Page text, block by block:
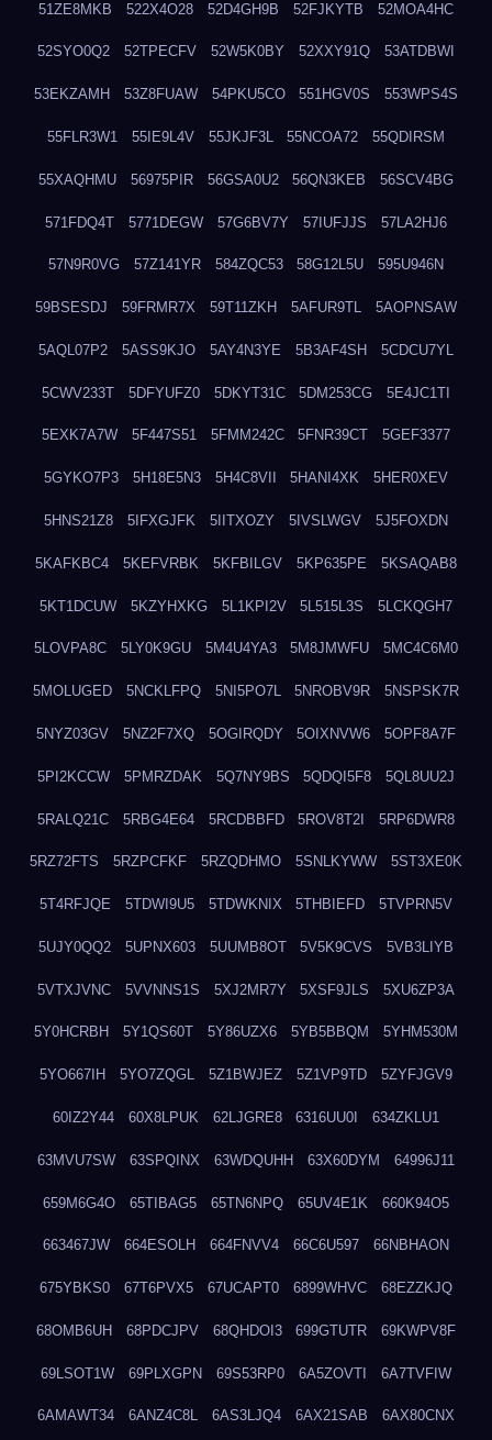
51ZE8MKB 522X4O28 52D4GH9B 52FJKYTB 52MOA4HC
52SYO0Q2 52TPECFV 52W5K0BY 52XXY91Q 53ATDBWI
53EKZAMH 53Z8FUAW 54PKU5CO 551HGV0S 553WPS4S
55FLR3W1 55IE9L4V 55JKJF3L 55NCOA72 55QDIRSM
55XAQHMU 56975PIR 56GSA0U2 56QN3KEB 56SCV4BG
571FDQ4T 5771DEGW 57G6BV7Y 57IUFJJS 57LA2HJ6
57N9R0VG 57Z141YR 584ZQC53 58G12L5U 595U946N
59BSESDJ 59FRMR7X 59T11ZKH 5AFUR9TL 5AOPNSAW
5AQL07P2 5ASS9KJO 5AY4N3YE 5B3AF4SH 5CDCU7YL
5CWV233T 5DFYUFZ0 5DKYT31C 5DM253CG 5E4JC1TI
5EXK7A7W 5F447S51 5FMM242C 5FNR39CT 5GEF3377
5GYKO7P3 5H18E5N3 5H4C8VII 5HANI4XK 5HER0XEV
5HNS21Z8 5IFXGJFK 5IITXOZY 5IVSLWGV 5J5FOXDN
5KAFKBC4 5KEFVRBK 5KFBILGV 5KP635PE 5KSAQAB8
5KT1DCUW 5KZYHXKG 5L1KPI2V 5L515L3S 5LCKQGH7
5LOVPA8C 5LY0K9GU 5M4U4YA3 5M8JMWFU 5MC4C6M0
5MOLUGED 5NCKLFPQ 5NI5PO7L 5NROBV9R 5NSPSK7R
5NYZ03GV 5NZ2F7XQ 5OGIRQDY 5OIXNVW6 5OPF8A7F
5PI2KCCW 5PMRZDAK 5Q7NY9BS 5QDQI5F8 5QL8UU2J
5RALQ21C 5RBG4E64 5RCDBBFD 5ROV8T2I 5RP6DWR8
5RZ72FTS 5RZPCFKF 5RZQDHMO 5SNLKYWW 5ST3XE0K
5T4RFJQE 5TDWI9U5 5TDWKNIX 5THBIEFD 5TVPRN5V
5UJY0QQ2 5UPNX603 5UUMB8OT 5V5K9CVS 5VB3LIYB
5VTXJVNC 5VVNNS1S 5XJ2MR7Y 5XSF9JLS 5XU6ZP3A
5Y0HCRBH 5Y1QS60T 5Y86UZX6 5YB5BBQM 5YHM530M
5YO667IH 5YO7ZQGL 5Z1BWJEZ 5Z1VP9TD 5ZYFJGV9
60IZ2Y44 60X8LPUK 62LJGRE8 6316UU0I 634ZKLU1
63MVU7SW 63SPQINX 63WDQUHH 63X60DYM 64996J11
659M6G4O 65TIBAG5 65TN6NPQ 65UV4E1K 660K94O5
663467JW 664ESOLH 664FNVV4 66C6U597 66NBHAON
675YBKS0 67T6PVX5 67UCAPT0 6899WHVC 68EZZKJQ
68OMB6UH 68PDCJPV 68QHDOI3 699GTUTR 69KWPV8F
69LSOT1W 69PLXGPN 69S53RP0 6A5ZOVTI 6A7TVFIW
6AMAWT34 6ANZ4C8L 6AS3LJQ4 6AX21SAB 6AX80CNX